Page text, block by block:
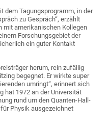
dem Tagungsprogramm, in der
zu Gespräch“, erzählt
mit amerikanischen Kollegen
Forschungsgebiet der
ein guter Kontakt
herum, rein zufällig
begegnet. Er wirkte super
umringt“, erinnert sich
hat 1972 an der Universität
rund um den Quanten-Hall-
Physik ausgezeichnet